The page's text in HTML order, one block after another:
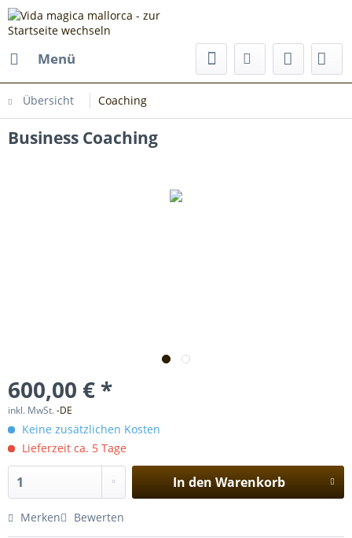
Menü
Übersicht Coaching
Business Coaching
600,00 € *
inkl. MwSt.-DE
Keine zusätzlichen Kosten
Lieferzeit ca. 5 Tage
In den Warenkorb
Merken Bewerten